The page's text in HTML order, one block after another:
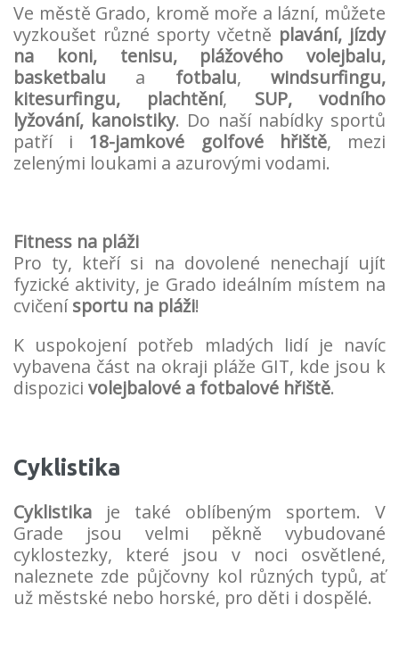
Ve městě Grado, kromě moře a lázní, můžete
vyzkoušet různé sporty včetně plavání, jízdy
na koni, tenisu, plážového volejbalu,
basketbalu a fotbalu,windsurfingu,
kitesurfingu, plachtění, SUP, vodního
lyžování, kanoistiky. Do naší nabídky sportů
patří i 18-jamkové golfové hřiště, mezi
zelenými loukami a azurovými vodami.
Fitness na pláži
Pro ty, kteří si na dovolené nenechají ujít
fyzické aktivity, je Grado ideálním místem na
cvičenísportu na pláži!
K uspokojení potřeb mladých lidí je navíc
vybavena část na okraji pláže GIT, kde jsou k
dispozici volejbalové a fotbalové hřiště.
Cyklistika
Cyklistika je také oblíbeným sportem. V
Grade jsou velmi pěkně vybudované
cyklostezky, které jsou v noci osvětlené,
naleznete zde půjčovny kol různých typů, ať
už městské nebo horské, pro děti i dospělé.